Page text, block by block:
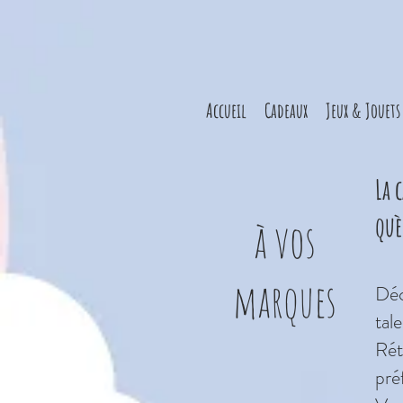
Accueil Cadeaux Jeux & Jouets
à vos
marques
La